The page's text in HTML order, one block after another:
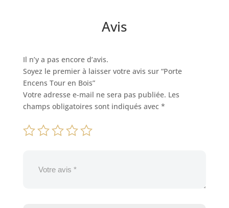
Avis
Il n’y a pas encore d’avis.
Soyez le premier à laisser votre avis sur “Porte
Encens Tour en Bois”
Votre adresse e-mail ne sera pas publiée. Les
champs obligatoires sont indiqués avec *